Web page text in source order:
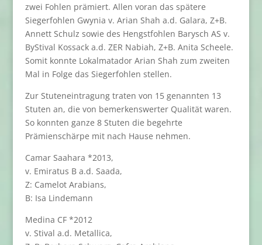
zwei Fohlen prämiert. Allen voran das spätere
Siegerfohlen Gwynia v. Arian Shah a.d. Galara, Z+B.
Annett Schulz sowie des Hengstfohlen Barysch AS v.
ByStival Kossack a.d. ZER Nabiah, Z+B. Anita Scheele.
Somit konnte Lokalmatador Arian Shah zum zweiten
Mal in Folge das Siegerfohlen stellen.
Zur Stuteneintragung traten von 15 genannten 13
Stuten an, die von bemerkenswerter Qualität waren.
So konnten ganze 8 Stuten die begehrte
Prämienschärpe mit nach Hause nehmen.
Camar Saahara *2013,
v. Emiratus B a.d. Saada,
Z: Camelot Arabians,
B: Isa Lindemann
Medina CF *2012
v. Stival a.d. Metallica,